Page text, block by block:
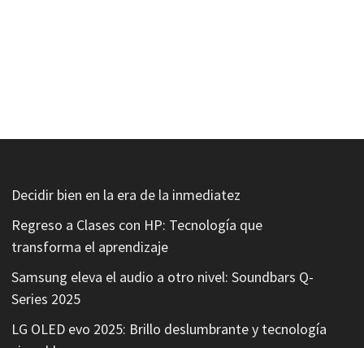
Decidir bien en la era de la inmediatez
Regreso a Clases con HP: Tecnología que
transforma el aprendizaje
Samsung eleva el audio a otro nivel: Soundbars Q-
Series 2025
LG OLED evo 2025: Brillo deslumbrante y tecnología